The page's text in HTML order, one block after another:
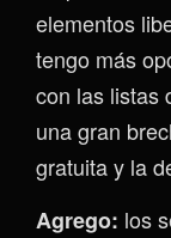
elementos
tengo más
con las listas
una gran
gratuita y la
Agrego: los